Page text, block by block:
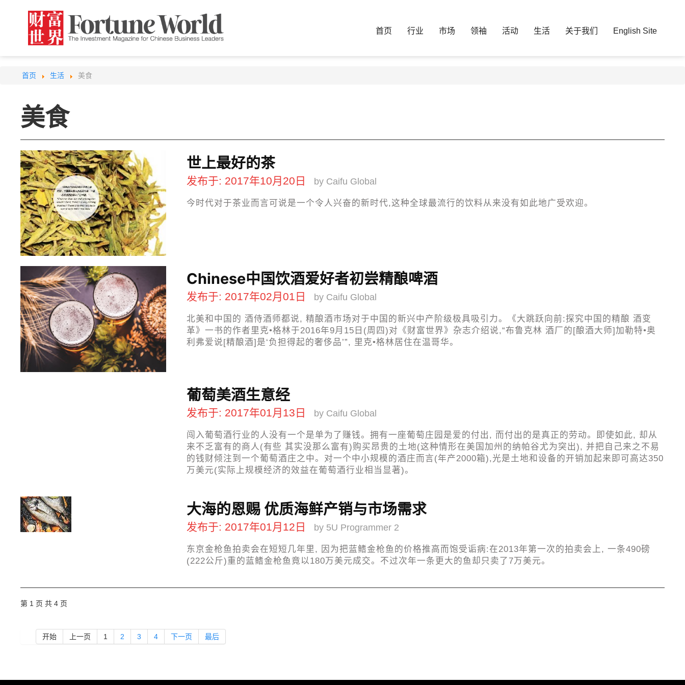
首页 行业 市场 领袖 活动 生活 关于我们 English Site
首页 生活 美食
美食
世上最好的茶
发布于: 2017年10月20日 by Caifu Global
今时代对于茶业而言可说是一个令人兴奋的新时代,这种全球最流行的饮料从来没有如此地广受欢迎。
Chinese中国饮酒爱好者初尝精酿啤酒
发布于: 2017年02月01日 by Caifu Global
北美和中国的 酒侍酒师都说, 精酿酒市场对于中国的新兴中产阶级极具吸引力。《大跳跃向前:探究中国的精酿 酒变
革》一书的作者里克•格林于2016年9月15日(周四)对《财富世界》杂志介绍说,“布鲁克林 酒厂的[酿酒大师]加勒特•奥
利弗爱说[精酿酒]是‘负担得起的奢侈品’”, 里克•格林居住在温哥华。
葡萄美酒生意经
发布于: 2017年01月13日 by Caifu Global
闯入葡萄酒行业的人没有一个是单为了赚钱。拥有一座葡萄庄园是爱的付出, 而付出的是真正的劳动。即使如此, 却从
来不乏富有的商人(有些 其实没那么富有)购买昂贵的土地(这种情形在美国加州的纳帕谷尤为突出), 并把自己来之不易
的钱财倾注到一个葡萄酒庄之中。对一个中小规模的酒庄而言(年产2000箱),光是土地和设备的开销加起来即可高达350
万美元(实际上规模经济的效益在葡萄酒行业相当显著)。
大海的恩赐 优质海鲜产销与市场需求
发布于: 2017年01月12日 by 5U Programmer 2
东京金枪鱼拍卖会在短短几年里, 因为把蓝鳍金枪鱼的价格推高而饱受诟病:在2013年第一次的拍卖会上, 一条490磅
(222公斤)重的蓝鳍金枪鱼竟以180万美元成交。不过次年一条更大的鱼却只卖了7万美元。
第 1 页 共 4 页
开始 上一页 1 2 3 4 下一页 最后